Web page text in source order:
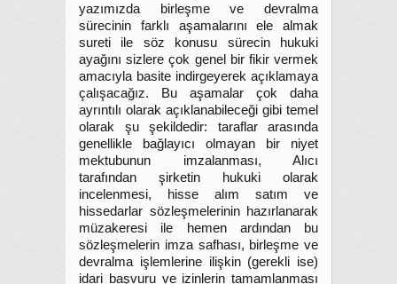
yazımızda birleşme ve devralma
sürecinin farklı aşamalarını ele almak
sureti ile söz konusu sürecin hukuki
ayağını sizlere çok genel bir fikir vermek
amacıyla basite indirgeyerek açıklamaya
çalışacağız. Bu aşamalar çok daha
ayrıntılı olarak açıklanabileceği gibi temel
olarak şu şekildedir: taraflar arasında
genellikle bağlayıcı olmayan bir niyet
mektubunun imzalanması, Alıcı
tarafından şirketin hukuki olarak
incelenmesi, hisse alım satım ve
hissedarlar sözleşmelerinin hazırlanarak
müzakeresi ile hemen ardından bu
sözleşmelerin imza safhası, birleşme ve
devralma işlemlerine ilişkin (gerekli ise)
idari başvuru ve izinlerin tamamlanması